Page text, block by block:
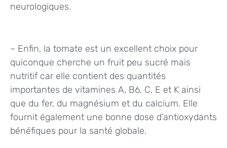
neurologiques.
– Enfin, la tomate est un excellent choix pour
quiconque cherche un fruit peu sucré mais
nutritif car elle contient des quantités
importantes de vitamines A, B6, C, E et K ainsi
que du fer, du magnésium et du calcium. Elle
fournit également une bonne dose d’antioxydants
bénéfiques pour la santé globale.